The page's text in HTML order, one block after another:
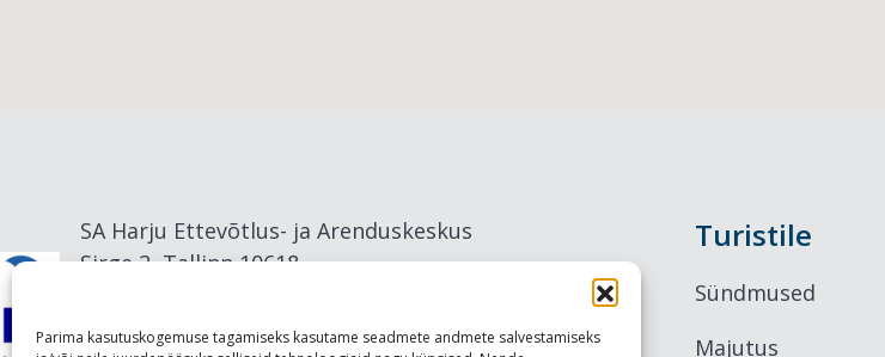
Parima kasutuskogemuse tagamiseks kasutame seadmete andmete salvestamiseks
SA Harju Ettevõtlus- ja Arenduskeskus
Sirge 2, Tallinn 10618
Turistile
Sündmused
Majutus